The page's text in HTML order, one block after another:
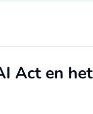
Act en het